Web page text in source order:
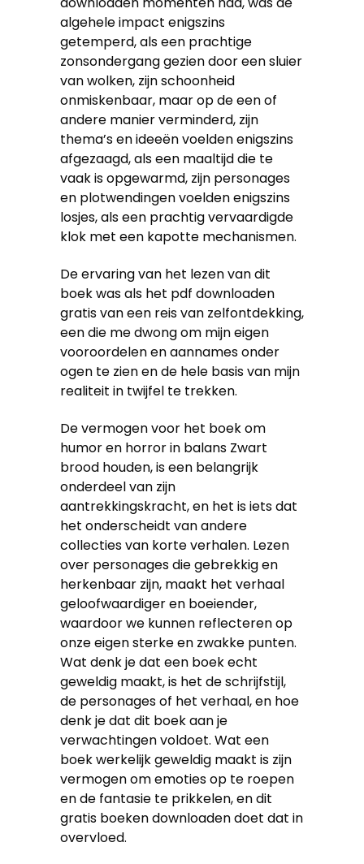
algehele impact enigszins
getemperd, als een prachtige
zonsondergang gezien door een sluier
van wolken, zijn schoonheid
onmiskenbaar, maar op de een of
andere manier verminderd, zijn
thema’s en ideeën voelden enigszins
afgezaagd, als een maaltijd die te
vaak is opgewarmd, zijn personages
en plotwendingen voelden enigszins
losjes, als een prachtig vervaardigde
klok met een kapotte mechanismen.
De ervaring van het lezen van dit
boek was als het pdf downloaden
gratis van een reis van zelfontdekking,
een die me dwong om mijn eigen
vooroordelen en aannames onder
ogen te zien en de hele basis van mijn
realiteit in twijfel te trekken.
De vermogen voor het boek om
humor en horror in balans Zwart
brood houden, is een belangrijk
onderdeel van zijn
aantrekkingskracht, en het is iets dat
het onderscheidt van andere
collecties van korte verhalen. Lezen
over personages die gebrekkig en
herkenbaar zijn, maakt het verhaal
geloofwaardiger en boeiender,
waardoor we kunnen reflecteren op
onze eigen sterke en zwakke punten.
Wat denk je dat een boek echt
geweldig maakt, is het de schrijfstijl,
de personages of het verhaal, en hoe
denk je dat dit boek aan je
verwachtingen voldoet. Wat een
boek werkelijk geweldig maakt is zijn
vermogen om emoties op te roepen
en de fantasie te prikkelen, en dit
gratis boeken downloaden doet dat in
overvloed.